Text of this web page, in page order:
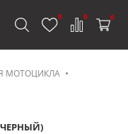
0 0 0
МОТОЦИКЛА